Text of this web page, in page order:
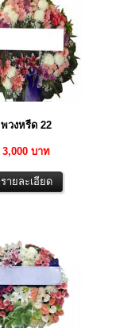
พวงหรีด 22
3,000 บาท